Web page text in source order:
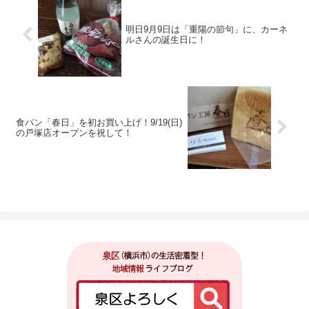
明日9月9日は「重陽の節句」に、カーネ
ルさんの誕生日に！
食パン「春日」を初お買い上げ！9/19(日)
の戸塚店オープンを祝して！